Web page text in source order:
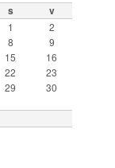
s v
1
2
8
9
15
16
22
23
29
30